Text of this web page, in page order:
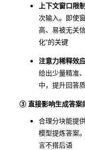
上下文窗口限
次输入。即使
高、易被无关
化”的关键
注意力稀释效
给出少量精准
中，提升回答
③ 直接影响生成答案
合理分块能提
模型提炼答案
言不搭后语